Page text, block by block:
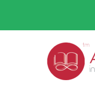
content